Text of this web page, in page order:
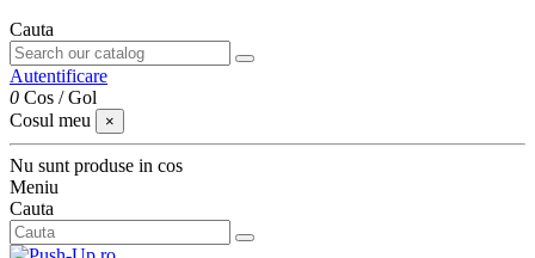
Cauta
Autentificare
0 Cos /Gol
Cosul meu
×
Nu sunt produse in cos
Meniu
Cauta